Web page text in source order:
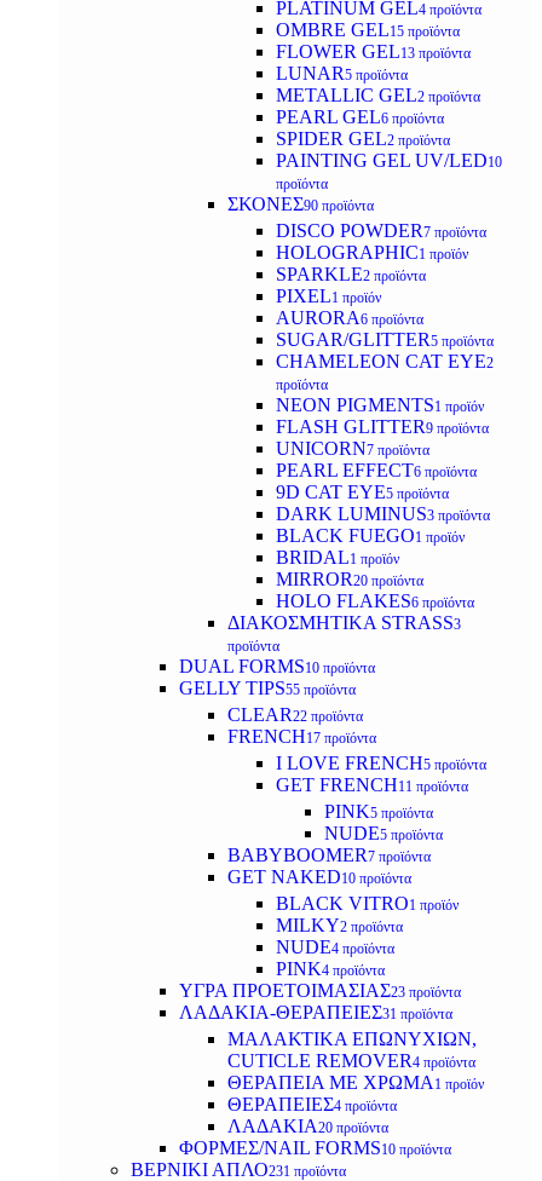
PLATINUM GEL4 προϊόντα
OMBRE GEL15 προϊόντα
FLOWER GEL13 προϊόντα
LUNAR5 προϊόντα
METALLIC GEL2 προϊόντα
PEARL GEL6 προϊόντα
SPIDER GEL2 προϊόντα
PAINTING GEL UV/LED10
προϊόντα
ΣΚΟΝΕΣ90 προϊόντα
DISCO POWDER7 προϊόντα
HOLOGRAPHIC1 προϊόν
SPARKLE2 προϊόντα
PIXEL1 προϊόν
AURORA6 προϊόντα
SUGAR/GLITTER5 προϊόντα
CHAMELEON CAT EYE2
προϊόντα
NEON PIGMENTS1 προϊόν
FLASH GLITTER9 προϊόντα
UNICORN7 προϊόντα
PEARL EFFECT6 προϊόντα
9D CAT EYE5 προϊόντα
DARK LUMINUS3 προϊόντα
BLACK FUEGO1 προϊόν
BRIDAL1 προϊόν
MIRROR20 προϊόντα
HOLO FLAKES6 προϊόντα
ΔΙΑΚΟΣΜΗΤΙΚΑ STRASS3
προϊόντα
DUAL FORMS10 προϊόντα
GELLY TIPS55 προϊόντα
CLEAR22 προϊόντα
FRENCH17 προϊόντα
I LOVE FRENCH5 προϊόντα
GET FRENCH11 προϊόντα
PINK5 προϊόντα
NUDE5 προϊόντα
BABYBOOMER7 προϊόντα
GET NAKED10 προϊόντα
BLACK VITRO1 προϊόν
MILKY2 προϊόντα
NUDE4 προϊόντα
PINK4 προϊόντα
ΥΓΡΑ ΠΡΟΕΤΟΙΜΑΣΙΑΣ23 προϊόντα
ΛΑΔΑΚΙΑ-ΘΕΡΑΠΕΙΕΣ31 προϊόντα
ΜΑΛΑΚΤΙΚΑ ΕΠΩΝΥΧΙΩΝ,
CUTICLE REMOVER4 προϊόντα
ΘΕΡΑΠΕΙΑ ΜΕ ΧΡΩΜΑ 1 προϊόν
ΘΕΡΑΠΕΙΕΣ4 προϊόντα
ΛΑΔΑΚΙΑ20 προϊόντα
ΦΟΡΜΕΣ/NAIL FORMS10 προϊόντα
ΒΕΡΝΙΚΙ ΑΠΛΟ231 προϊόντα